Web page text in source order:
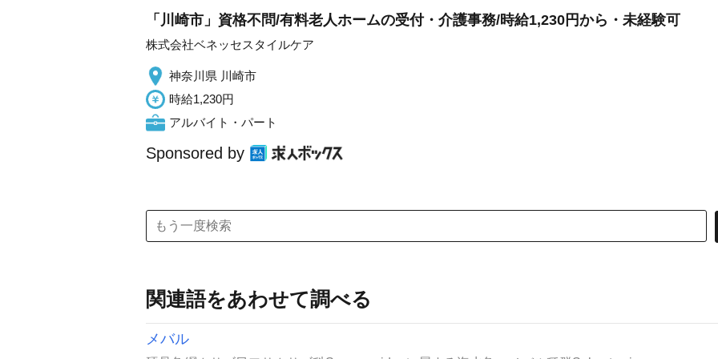
「川崎市」資格不問/有料老人ホームの受付・介護事務/時給1,230円から・未経験可
株式会社ベネッセスタイルケア
神奈川県 川崎市
時給1,230円
アルバイト・パート
Sponsored by
関連語をあわせて調べる
メバル